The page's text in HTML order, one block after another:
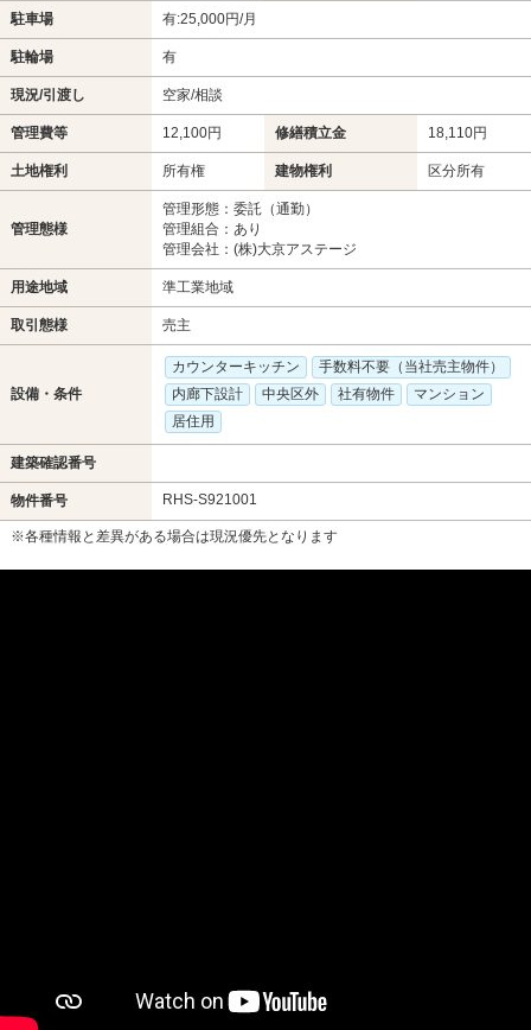
駐車場 有:25,000円/月
駐輪場 有
現況/引渡し 空家/相談
管理費等 12,100円 修繕積立金 18,110円
土地権利 所有権 建物権利 区分所有
管理態様
管理形態：委託（通勤）
管理組合：あり
管理会社：(株)大京アステージ
用途地域 準工業地域
取引態様 売主
設備・条件
カウンターキッチン
手数料不要（当社売主物件）
内廊下設計
中央区外 社有物件
マンション
居住用
建築確認番号
物件番号 RHS-S921001
※各種情報と差異がある場合は現況優先となります